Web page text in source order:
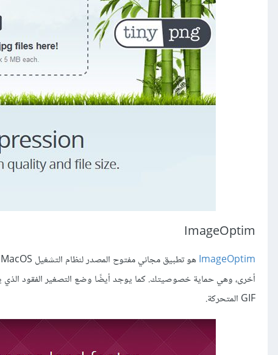
ImageOptim
ImageOptim
GIF المتحركة.